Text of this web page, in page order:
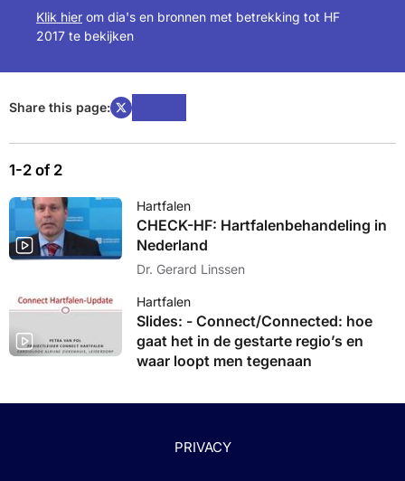
Klik hier om dia's en bronnen met betrekking tot HF
2017 te bekijken
Share this page:
1-2 of 2
Hartfalen
CHECK-HF: Hartfalenbehandeling in
Nederland
Dr. Gerard Linssen
Hartfalen
Slides: - Connect/Connected: hoe
gaat het in de gestarte regio’s en
waar loopt men tegenaan
PRIVACY